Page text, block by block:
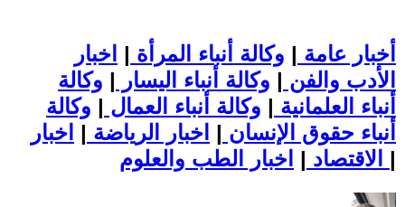
أخبار عامة | وكالة أنباء المرأة | اخبار
الأدب والفن | وكالة أنباء اليسار | وكالة
أنباء العلمانية | وكالة أنباء العمال | وكالة
أنباء حقوق الإنسان | اخبار الرياضة | اخبار
الاقتصاد | |